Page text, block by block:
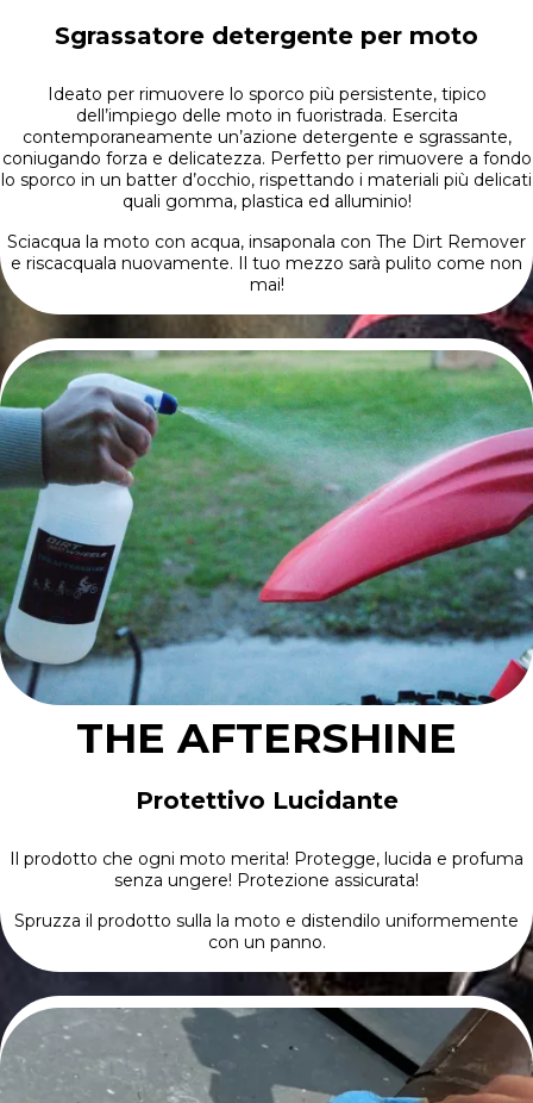
Sgrassatore detergente per moto
Ideato per rimuovere lo sporco più persistente, tipico
dell’impiego delle moto in fuoristrada. Esercita
contemporaneamente un’azione detergente e sgrassante,
coniugando forza e delicatezza. Perfetto per rimuovere a fondo
lo sporco in un batter d’occhio, rispettando i materiali più delicati
quali gomma, plastica ed alluminio!
Sciacqua la moto con acqua, insaponala con The Dirt Remover
e riscacquala nuovamente. Il tuo mezzo sarà pulito come non
mai!
THE AFTERSHINE
Protettivo Lucidante
Il prodotto che ogni moto merita! Protegge, lucida e profuma
senza ungere! Protezione assicurata!
Spruzza il prodotto sulla la moto e distendilo uniformemente
con un panno.